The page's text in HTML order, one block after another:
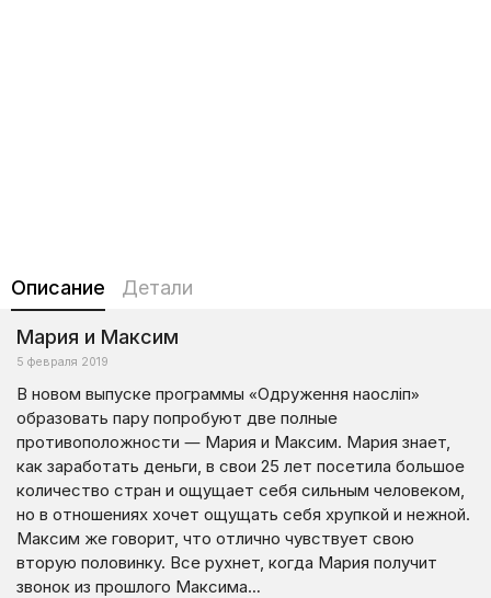
Описание Детали
Мария и Максим
5 февраля 2019
В новом выпуске программы «Одруження наосліп»
образовать пару попробуют две полные
противоположности — Мария и Максим. Мария знает,
как заработать деньги, в свои 25 лет посетила большое
количество стран и ощущает себя сильным человеком,
но в отношениях хочет ощущать себя хрупкой и нежной.
Максим же говорит, что отлично чувствует свою
вторую половинку. Все рухнет, когда Мария получит
звонок из прошлого Максима…